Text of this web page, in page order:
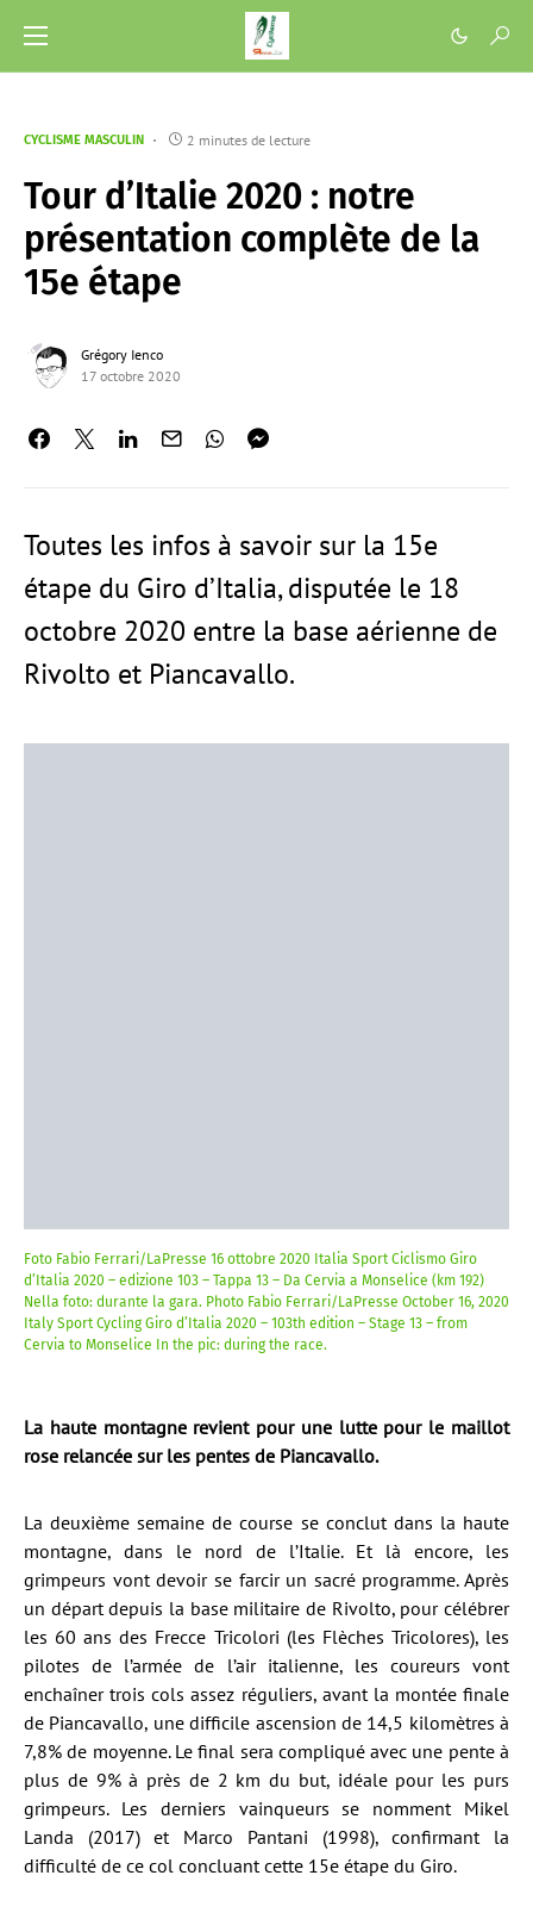
CYCLISME MASCULIN 2 minutes de lecture
Tour d’Italie 2020 : notre
présentation complète de la
15e étape
Grégory Ienco
17 octobre 2020
Toutes les infos à savoir sur la 15e
étape du Giro d’Italia, disputée le 18
octobre 2020 entre la base aérienne de
Rivolto et Piancavallo.
Foto Fabio Ferrari/LaPresse 16 ottobre 2020 Italia Sport Ciclismo Giro
d’Italia 2020 – edizione 103 – Tappa 13 – Da Cervia a Monselice (km 192)
Nella foto: durante la gara. Photo Fabio Ferrari/LaPresse October 16, 2020
Italy Sport Cycling Giro d’Italia 2020 – 103th edition – Stage 13 – from
Cervia to Monselice In the pic: during the race.
La haute montagne revient pour une lutte pour le maillot
rose relancée sur les pentes de Piancavallo.
La deuxième semaine de course se conclut dans la haute
montagne, dans le nord de l’Italie. Et là encore, les
grimpeurs vont devoir se farcir un sacré programme. Après
un départ depuis la base militaire de Rivolto, pour célébrer
les 60 ans des Frecce Tricolori (les Flèches Tricolores), les
pilotes de l’armée de l’air italienne, les coureurs vont
enchaîner trois cols assez réguliers, avant la montée finale
de Piancavallo, une difficile ascension de 14,5 kilomètres à
7,8% de moyenne. Le final sera compliqué avec une pente à
plus de 9% à près de 2 km du but, idéale pour les purs
grimpeurs. Les derniers vainqueurs se nomment Mikel
Landa (2017) et Marco Pantani (1998), confirmant la
difficulté de ce col concluant cette 15e étape du Giro.